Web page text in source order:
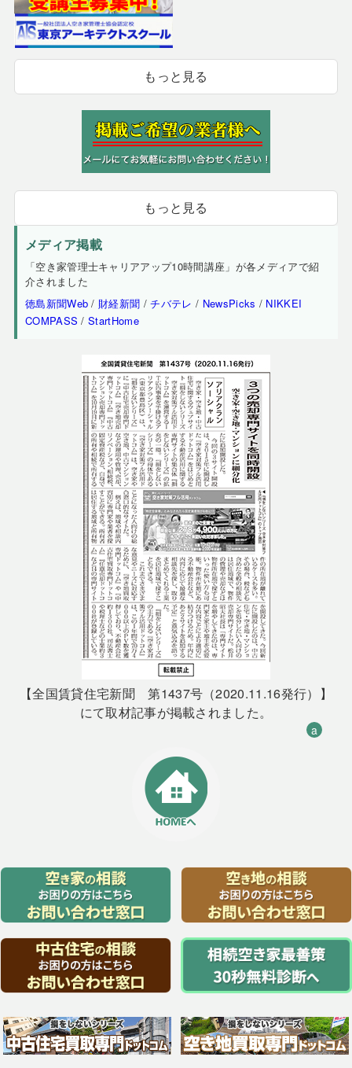
もっと見る
もっと見る
メディア掲載
「空き家管理士キャリアアップ10時間講座」が各メディアで紹
介されました
徳島新聞Web / 財経新聞 /チバテレ / NewsPicks / NIKKEI
COMPASS /StartHome
【全国賃貸住宅新聞 第1437号（2020.11.16発行）】
にて取材記事が掲載されました。
a